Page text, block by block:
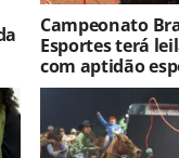
Campeonato
Esportes terá
com aptidão